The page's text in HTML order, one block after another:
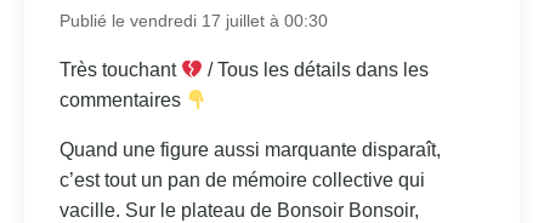
Publié le vendredi 17 juillet à 00:30
Très touchant
/ Tous les détails dans les
commentaires
Quand une figure aussi marquante disparaît,
c’est tout un pan de mémoire collective qui
vacille. Sur le plateau de Bonsoir Bonsoir,